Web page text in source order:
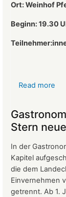
Ort: Weinhof
Beginn: 19.30
Read more
Stern
In der
Kapitel
die dem
Einvernehmen
getrennt. Ab 1.